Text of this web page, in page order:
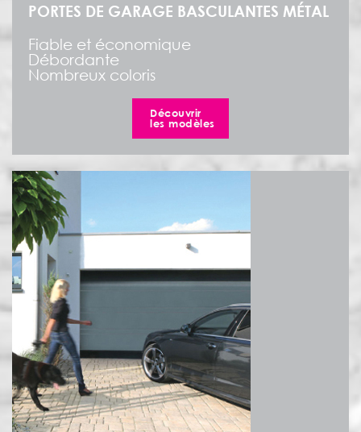
PORTES DE GARAGE BASCULANTES MÉTAL
Fiable et économique
Débordante
Nombreux coloris
Découvrir
les modèles